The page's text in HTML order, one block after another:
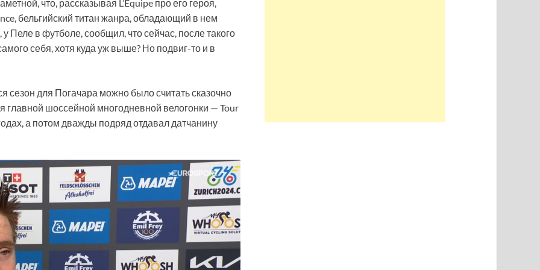
что, рассказывая L’Equipe про его героя,
бельгийский титан жанра, обладающий в нем
Пеле в футболе, сообщил, что сейчас, после такого
себя, хотя куда уж выше? Но подвиг-то и в
для Погачара можно было считать сказочно
шоссейной многодневной велогонки — Tour
а потом дважды подряд отдавал датчанину